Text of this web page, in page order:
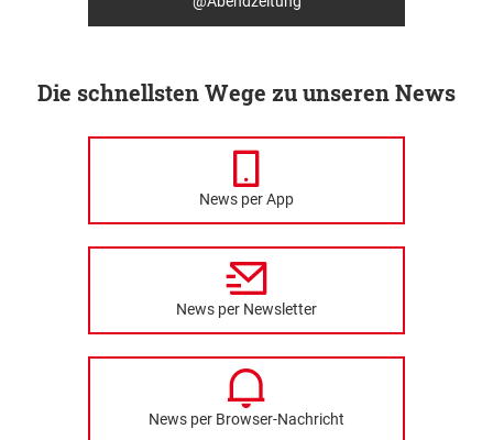
Die schnellsten Wege zu unseren News
News per App
News per Newsletter
News per Browser-Nachricht